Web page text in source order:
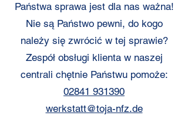
Państwa sprawa jest dla nas ważna!
Nie są Państwo pewni, do kogo
należy się zwrócić w tej sprawie?
Zespół obsługi klienta w naszej
centrali chętnie Państwu pomoże:
02841 931390
werkstatt@toja-nfz.de